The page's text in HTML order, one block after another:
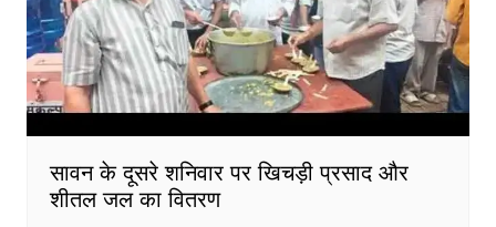
सावन के दूसरे शनिवार पर खिचड़ी प्रसाद और
शीतल जल का वितरण